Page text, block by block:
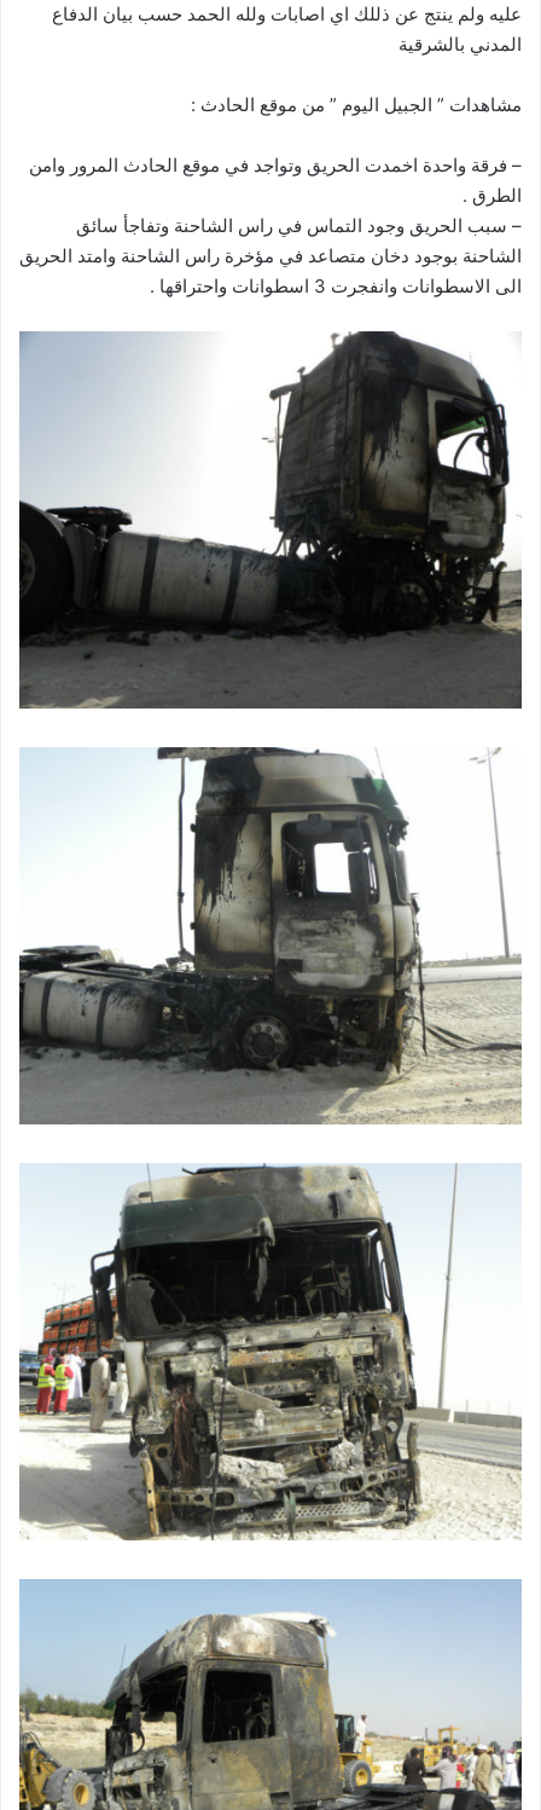
عليه ولم ينتج عن ذللك اي اصابات ولله الحمد حسب بيان الدفاع
المدني بالشرقية
مشاهدات ” الجبيل اليوم ” من موقع الحادث :
– فرقة واحدة اخمدت الحريق وتواجد في موقع الحادث المرور وامن
الطرق .
– سبب الحريق وجود التماس في راس الشاحنة وتفاجأ سائق
الشاحنة بوجود دخان متصاعد في مؤخرة راس الشاحنة وامتد الحريق
الى الاسطوانات وانفجرت 3 اسطوانات واحتراقها .